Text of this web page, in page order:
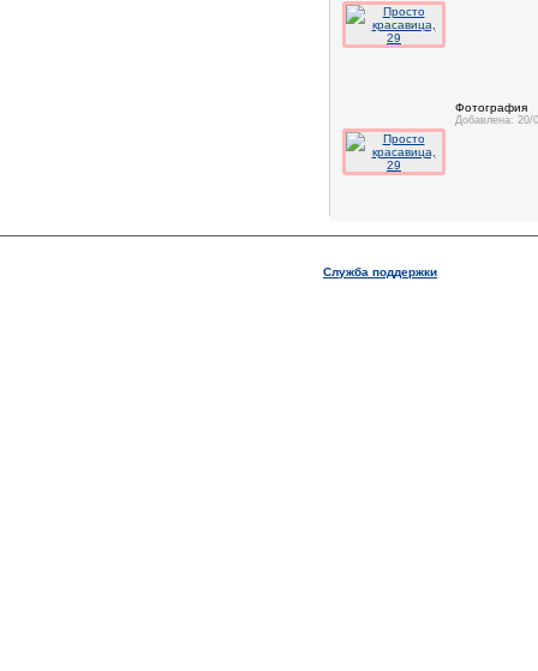
Фотография
Добавлена: 20/
Служба поддержки